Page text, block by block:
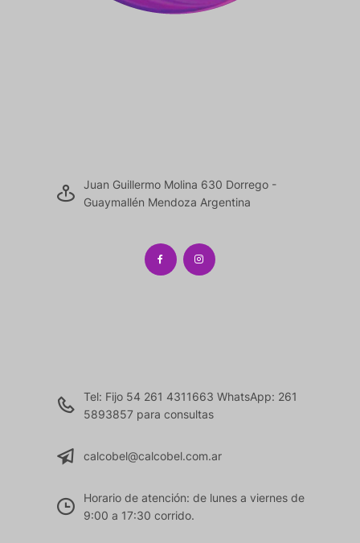
Juan Guillermo Molina 630 Dorrego -
Guaymallén Mendoza Argentina
Tel: Fijo 54 261 4311663 WhatsApp: 261
5893857 para consultas
calcobel@calcobel.com.ar
Horario de atención: de lunes a viernes de
9:00 a 17:30 corrido.